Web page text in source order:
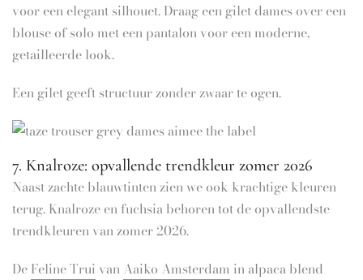
voor een elegant silhouet. Draag een gilet dames over een
blouse of solo met een pantalon voor een moderne,
getailleerde look.
Een gilet geeft structuur zonder zwaar te ogen.
7. Knalroze: opvallende trendkleur zomer 2026
Naast zachte blauwtinten zien we ook krachtige kleuren
terug. Knalroze en fuchsia behoren tot de opvallendste
trendkleuren van zomer 2026.
De Feline Trui van Aaiko Amsterdam in alpaca blend